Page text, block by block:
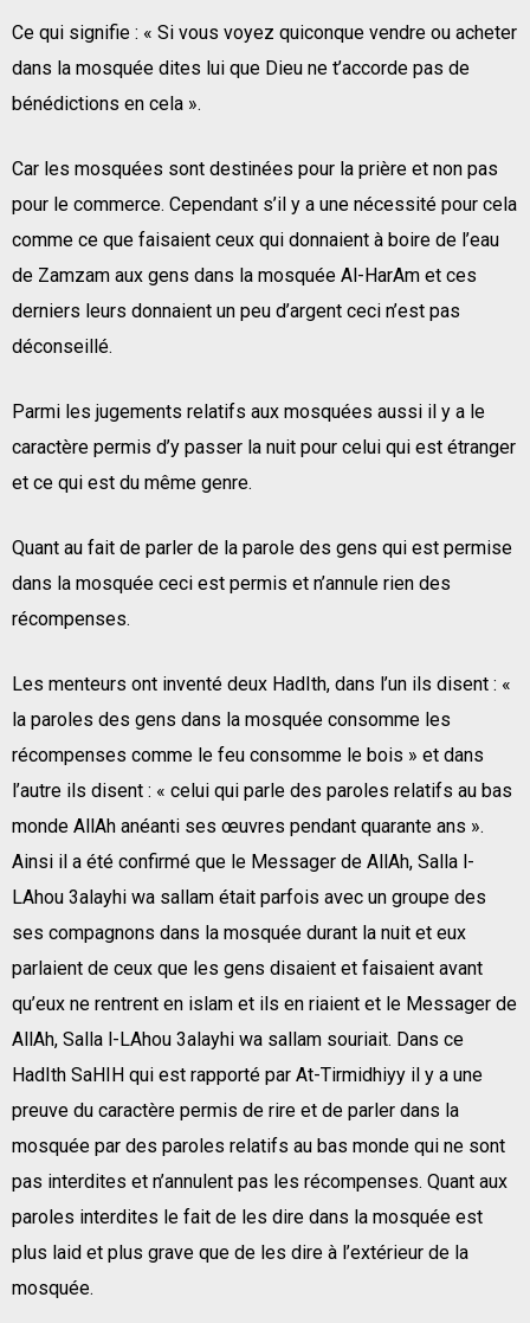
Ce qui signifie : « Si vous voyez quiconque vendre ou acheter
dans la mosquée dites lui que Dieu ne t’accorde pas de
bénédictions en cela ».
Car les mosquées sont destinées pour la prière et non pas
pour le commerce. Cependant s’il y a une nécessité pour cela
comme ce que faisaient ceux qui donnaient à boire de l’eau
de Zamzam aux gens dans la mosquée Al-HarAm et ces
derniers leurs donnaient un peu d’argent ceci n’est pas
déconseillé.
Parmi les jugements relatifs aux mosquées aussi il y a le
caractère permis d’y passer la nuit pour celui qui est étranger
et ce qui est du même genre.
Quant au fait de parler de la parole des gens qui est permise
dans la mosquée ceci est permis et n’annule rien des
récompenses.
Les menteurs ont inventé deux HadIth, dans l’un ils disent : «
la paroles des gens dans la mosquée consomme les
récompenses comme le feu consomme le bois » et dans
l’autre ils disent : « celui qui parle des paroles relatifs au bas
monde AllAh anéanti ses œuvres pendant quarante ans ».
Ainsi il a été confirmé que le Messager de AllAh, Salla l-
LAhou 3alayhi wa sallam était parfois avec un groupe des
ses compagnons dans la mosquée durant la nuit et eux
parlaient de ceux que les gens disaient et faisaient avant
qu’eux ne rentrent en islam et ils en riaient et le Messager de
AllAh, Salla l-LAhou 3alayhi wa sallam souriait. Dans ce
HadIth SaHIH qui est rapporté par At-Tirmidhiyy il y a une
preuve du caractère permis de rire et de parler dans la
mosquée par des paroles relatifs au bas monde qui ne sont
pas interdites et n’annulent pas les récompenses. Quant aux
paroles interdites le fait de les dire dans la mosquée est
plus laid et plus grave que de les dire à l’extérieur de la
mosquée.